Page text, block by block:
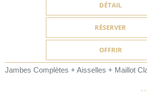
DÉTAIL
RÉSERVER
OFFRIR
Jambes Complètes + Aisselles + Maillot